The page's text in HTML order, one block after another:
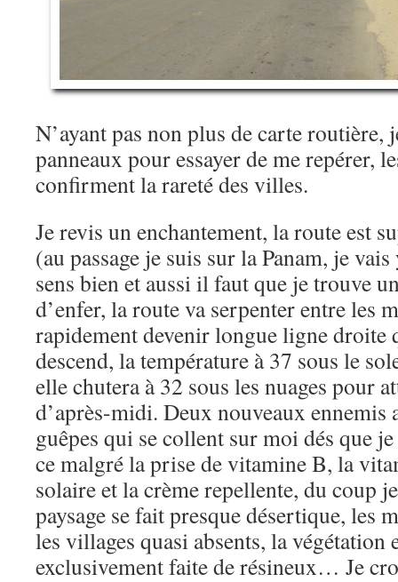
N’ayant pas non plus de carte routière,
panneaux pour essayer de me repérer,
confirment la rareté des villes.
Je revis un enchantement, la route est
(au passage je suis sur la Panam, je
sens bien et aussi il faut que je trouve
d’enfer, la route va serpenter entre les
rapidement devenir longue ligne droite
descend, la température à 37 sous le
elle chutera à 32 sous les nuages pour
d’après-midi. Deux nouveaux ennemis
guêpes qui se collent sur moi dés que
ce malgré la prise de vitamine B, la
solaire et la crème repellente, du coup
paysage se fait presque désertique, les
les villages quasi absents, la végétation
exclusivement faite de résineux… Je